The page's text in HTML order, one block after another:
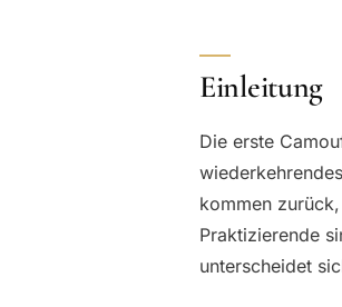
Einleitung
Die erste
kommen
Praktizierende
unterscheidet